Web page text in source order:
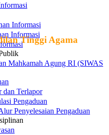
Informasi
Informasi
Mahkamah Agung RI (SIWAS
dan Terlapor
Pengaduan
Penyelesaian Pengaduan
Tinggi Agama